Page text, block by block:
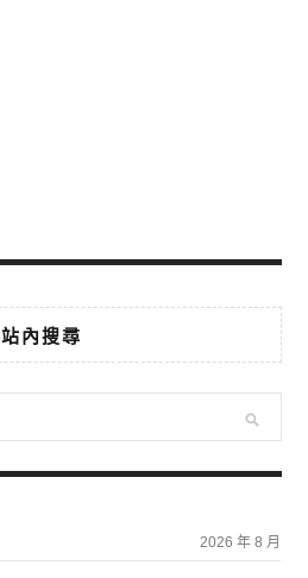
站內搜尋
2026 年 8 月